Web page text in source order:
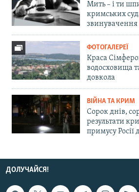
Мить – і ти
кримських
звинувачення
ФОТОГАЛЕРЕЇ
Краса
водосховища
довкола
ВІЙНА ТА КРИМ
Сорок днів,
результати
примусу Росії
ДОЛУЧАЙСЯ!